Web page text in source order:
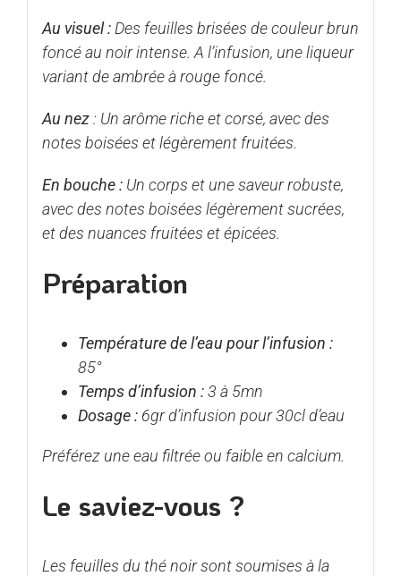
Au visuel :Des feuilles brisées de couleur brun
foncé au noir intense. A l’infusion, une liqueur
variant de ambrée à rouge foncé.
Au nez: Un arôme riche et corsé, avec des
notes boisées et légèrement fruitées.
En bouche : Un corps et une saveur robuste,
avec des notes boisées légèrement sucrées,
et des nuances fruitées et épicées.
Préparation
Température de l’eau pour l’infusion :
85°
Temps d’infusion :3 à 5mn
Dosage : 6gr d’infusion pour 30cl d’eau
Préférez une eau filtrée ou faible en calcium.
Le saviez-vous ?
Les feuilles du thé noir sont soumises à la